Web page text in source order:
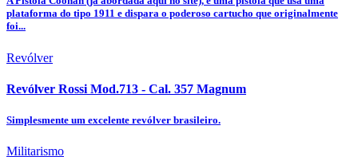
plataforma do tipo 1911 e dispara o poderoso cartucho que originalmente
foi...
Revólver
Revólver Rossi Mod.713 - Cal. 357 Magnum
Simplesmente um excelente revólver brasileiro.
Militarismo